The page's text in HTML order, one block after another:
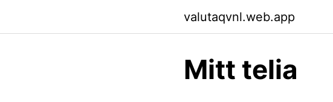
valutaqvnl.web.app
Mitt telia